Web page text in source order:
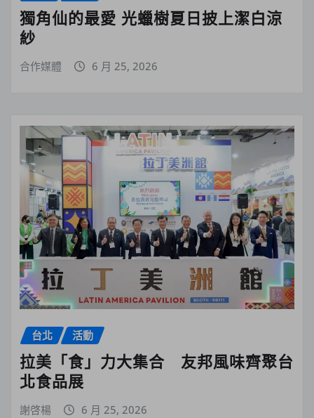
獨角仙的最愛 光蠟樹夏日披上潔白涼
紗
合作媒體 6 月 25, 2026
台北 活動
拉美「食」力大集合 友邦風味齊聚台
北食品展
謝啓楊 6 月 25, 2026